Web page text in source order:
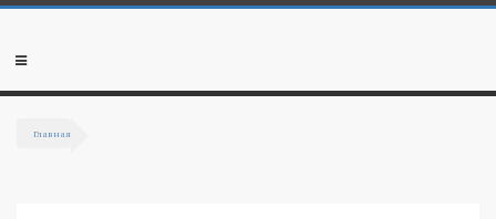
Перейти к основному содержанию
Мобильное
Главная